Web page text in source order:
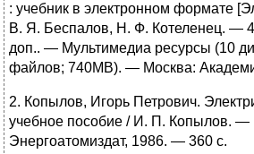
: учебник в электронном формате
В. Я. Беспалов, Н. Ф. Котеленец. —
доп.. — Мультимедиа ресурсы (10
файлов; 740MB). — Москва:
2. Копылов, Игорь Петрович.
учебное пособие / И. П. Копылов. —
Энергоатомиздат, 1986. — 360 с.